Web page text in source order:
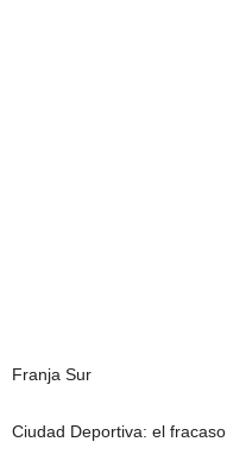
Franja Sur
Ciudad Deportiva: el fracaso